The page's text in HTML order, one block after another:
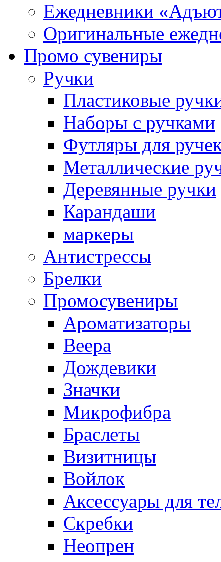
Ежедневники
Оригинальные
Промо сувениры
Ручки
Пластиковые
Наборы с ручками
Футляры для
Металлические
Деревянные ручки
Карандаши
маркеры
Антистрессы
Брелки
Промосувениры
Ароматизаторы
Веера
Дождевики
Значки
Микрофибра
Браслеты
Визитницы
Войлок
Аксессуары для
Cкребки
Неопрен